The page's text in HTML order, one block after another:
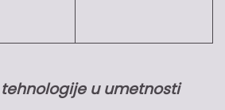
u umetnosti